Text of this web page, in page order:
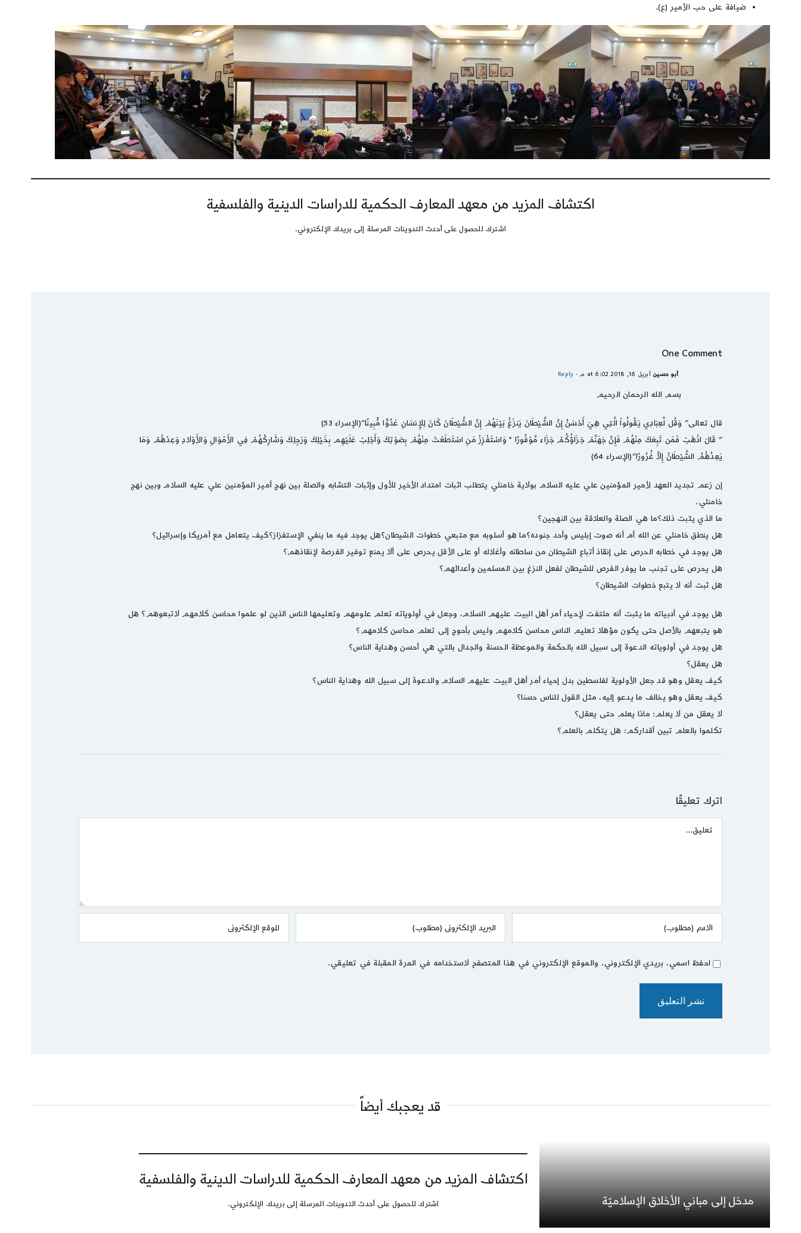
ضيافة على حب الأمير (ع).
اكتشاف المزيد من معهد المعارف الحكمية للدراسات الدينية والفلسفية
اشترك للحصول على أحدث التدوينات المرسلة إلى بريدك الإلكتروني.
One Comment
أبو حسين أبريل 16, 2018 at 6:02 م - Reply
بسم الله الرحمان الرحيم
قال تعالى” وَقُل لِّعِبَادِي يَقُولُواْ الَّتِي هِيَ أَحْسَنُ إِنَّ الشَّيْطَانَ يَنزَغُ بَيْنَهُمْ إِنَّ الشَّيْطَانَ كَانَ لِلإِنسَانِ عَدُوًّا مُّبِينًا”(الإسراء 53)
” قَالَ اذْهَبْ فَمَن تَبِعَكَ مِنْهُمْ فَإِنَّ جَهَنَّمَ جَزَاؤُكُمْ جَزَاء مَّوْفُورًا * وَاسْتَفْزِزْ مَنِ اسْتَطَعْتَ مِنْهُمْ بِصَوْتِكَ وَأَجْلِبْ عَلَيْهِم بِخَيْلِكَ وَرَجِلِكَ وَشَارِكْهُمْ فِي الأَمْوَالِ وَالأَوْلادِ وَعِدْهُمْ وَمَا
يَعِدُهُمُ الشَّيْطَانُ إِلاَّ غُرُورًا”(الإسراء 64)
إن زعم تجديد العهد لأمير المؤمنين علي عليه السلام بولاية خامنئي يتطلب اثبات امتداد الأخير للأول وإثبات التشابه والصلة بين نهج أمير المؤمنين علي عليه السلام وبين نهج
خامنئي.
ما الذي يثبت ذلك؟ما هي الصلة والعلاقة بين النهجين؟
هل ينطق خامنئي عن الله أم أنه صوت إبليس وأحد جنوده؟ما هو أسلوبه مع متبعي خطوات الشيطان؟هل يوجد فيه ما ينفي الإستفزاز؟كيف يتعامل مع أمريكا وإسرائيل؟
هل يوجد في خطابه الحرص على إنقاذ أتباع الشيطان من سلطانه وأغلاله أو على الأقل يحرص على ألا يمنع توفير الفرصة لإنقاذهم؟
هل يحرص على تجنب ما يوفر الفرص للشيطان لفعل النزغ بين المسلمين وأعدائهم؟
هل ثبت أنه لا يتبع خطوات الشيطان؟
هل يوجد في أدبياته ما يثبت أنه ملتفت لإحياء أمر أهل البيت عليهم السلام، وجعل في أولوياته تعلم علومهم وتعليمها الناس الذين لو علموا محاسن كلامهم لاتبعوهم؟ هل
هو يتبعهم بالأصل حتى يكون مؤهلا تعليم الناس محاسن كلامهم وليس بأحوج إلى تعلم محاسن كلامهم؟
هل يوجد في أولوياته الدعوة إلى سبيل الله بالحكمة والموعظة الحسنة والجدال بالتي هي أحسن وهداية الناس؟
هل يعقل؟
كيف يعقل وهو قد جعل الأولوية لفلسطين بدل إحياء أمر أهل البيت عليهم السلام والدعوة إلى سبيل الله وهداية الناس؟
كيف يعقل وهو يخالف ما يدعو إليه، مثل القول للناس حسنا؟
لا يعقل من لا يعلم: ماذا يعلم حتى يعقل؟
تكلموا بالعلم تبين أقداركم: هل يتكلم بالعلم؟
اترك تعليقًا
Comment
احفظ اسمي، بريدي الإلكتروني، والموقع الإلكتروني في هذا المتصفح لاستخدامه في المرة المقبلة في تعليقي.
قد يعجبك أيضاً
مدخل إلى مباني الأخلاق الإسلاميّة
اكتشاف المزيد من معهد المعارف الحكمية للدراسات الدينية والفلسفية
اشترك للحصول على أحدث التدوينات المرسلة إلى بريدك الإلكتروني.